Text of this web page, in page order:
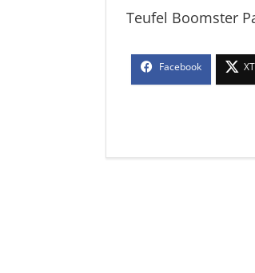
Teufel Boomster